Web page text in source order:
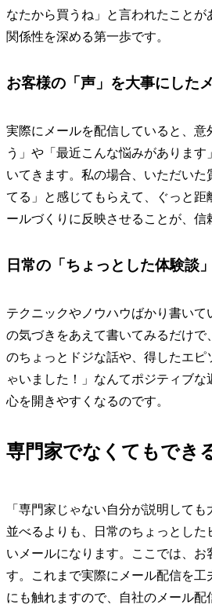
なたから買うね」と言われたことが
関係性を深める第一歩です。
お客様の「声」を大事にした
実際にメールを配信していると、
う」や「最近こんな悩みがありま
いてきます。私の場合、いただい
てる」と感じてもらえて、ぐっと
ールづくりに反映させることが、信
日常の「ちょっとした体験談
テクニックやノウハウばかり書い
の気づきをあえて書いてみるだけ
のちょっとドジな話や、得したエ
ゃいました！」なんてポジティブ
心を開きやすくなるのです。
専門家でなくてもでき
「専門家じゃない自分が説明して
並べるよりも、日常のちょっとし
いメールになります。ここでは、
す。これまで実際にメール配信を
にも触れますので、自社のメール